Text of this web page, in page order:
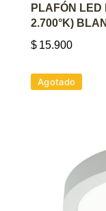
PLAFÓN LED
2.700°K)
$ 15.900
Agotado